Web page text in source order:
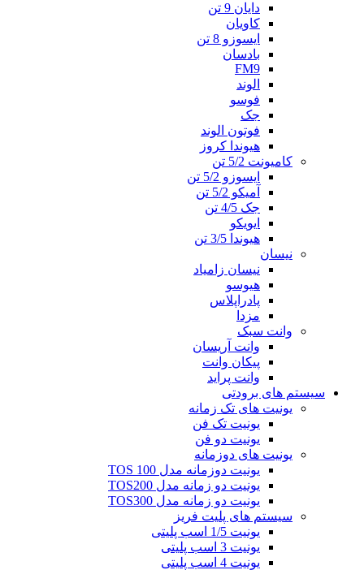
دایان 9 تن
کاویان
ایسوزو 8 تن
بادسان
FM9
الوند
فوسو
جک
فوتون الوند
هیوندا کروز
کامیونت 5/2 تن
ایسوزو 5/2 تن
آمیکو 5/2 تن
جک 4/5 تن
ایویکو
هیوندا 3/5 تن
نیسان
نیسان زامیاد
هیوسو
پادراپلاس
مزدا
وانت سبک
وانت آریسان
پیکان وانت
وانت پراید
سیستم های برودتی
یونیت های تک زمانه
یونیت تک فن
یونیت دو فن
یونیت های دوزمانه
یونیت دوزمانه مدل TOS 100
یونیت دو زمانه مدل TOS200
یونیت دو زمانه مدل TOS300
سیستم های پلیت فریز
یونیت 1/5 اسب پلیتی
یونیت 3 اسب پلیتی
یونیت 4 اسب پلیتی